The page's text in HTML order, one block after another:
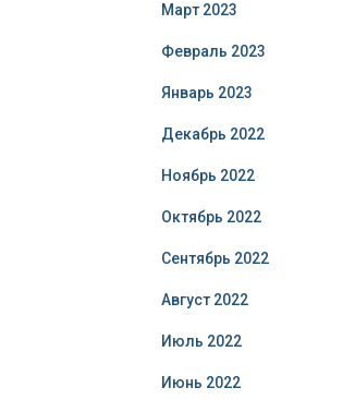
Март 2023
Февраль 2023
Январь 2023
Декабрь 2022
Ноябрь 2022
Октябрь 2022
Сентябрь 2022
Август 2022
Июль 2022
Июнь 2022